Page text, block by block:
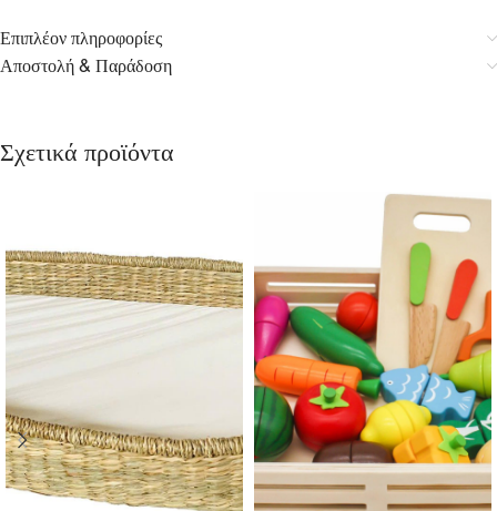
Επιπλέον πληροφορίες
Αποστολή & Παράδοση
Σχετικά προϊόντα